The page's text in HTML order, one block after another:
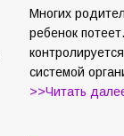
Многих
ребенок
системой
>>Читать